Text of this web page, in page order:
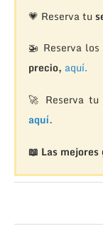
💗 Reserva tu
🚁 Reserva
precio, aquí.
🚀 Reserva tu
aquí.
📖 Las